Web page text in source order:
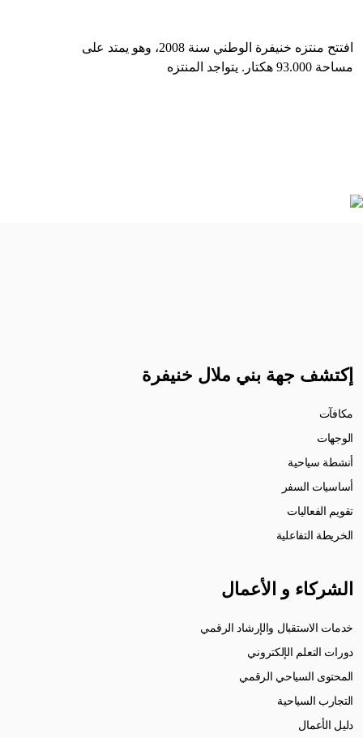
افتتح منتزه خنيفرة الوطني سنة 2008، وهو يمتد على
مساحة 93.000 هكتار. يتواجد المنتزه
إكتشف جهة بني ملال خنيفرة
مكافآت
الوجهات
أنشطة سياحية
أساسيات السفر
تقويم الفعاليات
الخريطة التفاعلية
الشركاء و الأعمال
خدمات الاستقبال والإرشاد الرقمي
دورات التعلم الإلكتروني
المحتوى السياحي الرقمي
التجارب السياحية
دليل الأعمال